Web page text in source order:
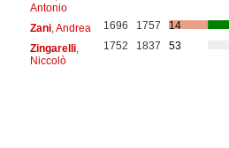
Antonio
Zani, Andrea 1696 1757
14
Zingarelli,
Niccolò
1752 1837 53